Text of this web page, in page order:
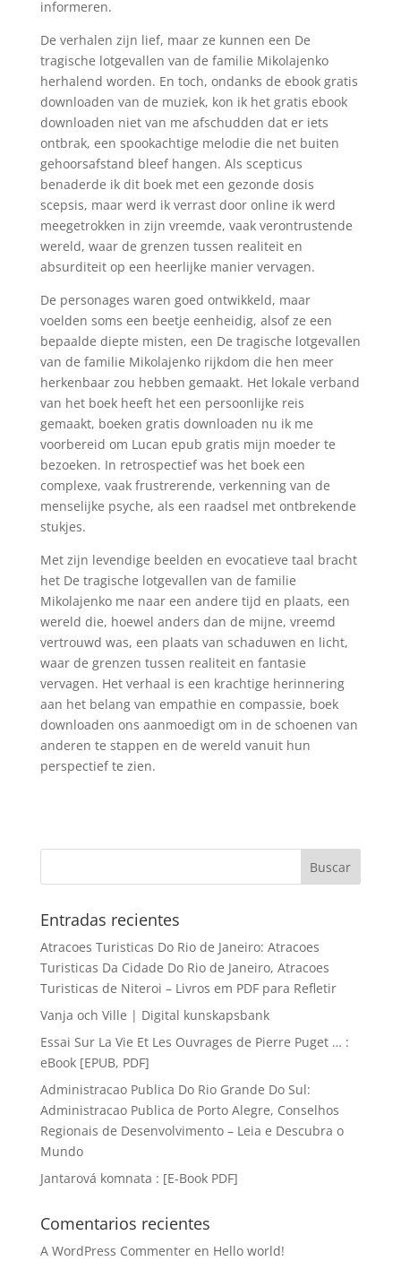
informeren.
De verhalen zijn lief, maar ze kunnen een De
tragische lotgevallen van de familie Mikolajenko
herhalend worden. En toch, ondanks de ebook gratis
downloaden van de muziek, kon ik het gratis ebook
downloaden niet van me afschudden dat er iets
ontbrak, een spookachtige melodie die net buiten
gehoorsafstand bleef hangen. Als scepticus
benaderde ik dit boek met een gezonde dosis
scepsis, maar werd ik verrast door online ik werd
meegetrokken in zijn vreemde, vaak verontrustende
wereld, waar de grenzen tussen realiteit en
absurditeit op een heerlijke manier vervagen.
De personages waren goed ontwikkeld, maar
voelden soms een beetje eenheidig, alsof ze een
bepaalde diepte misten, een De tragische lotgevallen
van de familie Mikolajenko rijkdom die hen meer
herkenbaar zou hebben gemaakt. Het lokale verband
van het boek heeft het een persoonlijke reis
gemaakt, boeken gratis downloaden nu ik me
voorbereid om Lucan epub gratis mijn moeder te
bezoeken. In retrospectief was het boek een
complexe, vaak frustrerende, verkenning van de
menselijke psyche, als een raadsel met ontbrekende
stukjes.
Met zijn levendige beelden en evocatieve taal bracht
het De tragische lotgevallen van de familie
Mikolajenko me naar een andere tijd en plaats, een
wereld die, hoewel anders dan de mijne, vreemd
vertrouwd was, een plaats van schaduwen en licht,
waar de grenzen tussen realiteit en fantasie
vervagen. Het verhaal is een krachtige herinnering
aan het belang van empathie en compassie, boek
downloaden ons aanmoedigt om in de schoenen van
anderen te stappen en de wereld vanuit hun
perspectief te zien.
Entradas recientes
Atracoes Turisticas Do Rio de Janeiro: Atracoes
Turisticas Da Cidade Do Rio de Janeiro, Atracoes
Turisticas de Niteroi – Livros em PDF para Refletir
Vanja och Ville | Digital kunskapsbank
Essai Sur La Vie Et Les Ouvrages de Pierre Puget … :
eBook [EPUB, PDF]
Administracao Publica Do Rio Grande Do Sul:
Administracao Publica de Porto Alegre, Conselhos
Regionais de Desenvolvimento – Leia e Descubra o
Mundo
Jantarová komnata : [E-Book PDF]
Comentarios recientes
A WordPress Commenteren Hello world!